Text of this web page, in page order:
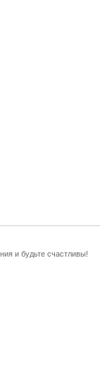
и будьте счастливы!